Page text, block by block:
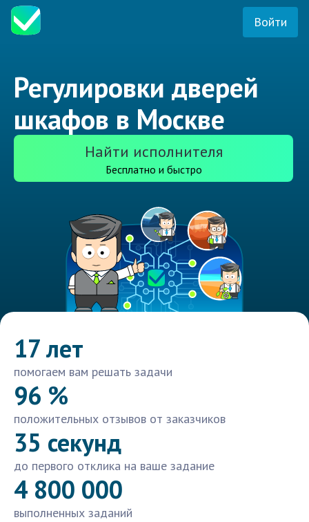
Войти
Регулировки дверей
шкафов в Москве
Найти исполнителя
Бесплатно и быстро
17 лет
помогаем вам решать задачи
96 %
положительных отзывов от заказчиков
35 секунд
до первого отклика на ваше задание
4 800 000
выполненных заданий